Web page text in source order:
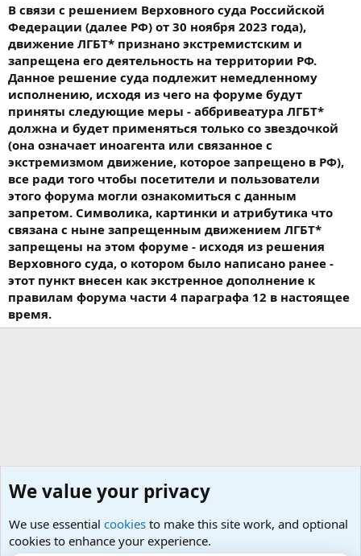
В связи с решением Верховного суда Российской
Федерации (далее РФ) от 30 ноября 2023 года),
движение ЛГБТ* признано экстремистским и
запрещена его деятельность на территории РФ.
Данное решение суда подлежит немедленному
исполнению, исходя из чего на форуме будут
приняты следующие меры - аббривеатура ЛГБТ*
должна и будет применяться только со звездочкой
(она означает иноагента или связанное с
экстремизмом движение, которое запрещено в РФ),
все ради того чтобы посетители и пользователи
этого форума могли ознакомиться с данным
запретом. Символика, картинки и атрибутика что
связана с ныне запрещенным движением ЛГБТ*
запрещены на этом форуме - исходя из решения
Верховного суда, о котором было написано ранее -
этот пункт внесен как экстренное дополнение к
правилам форума части 4 параграфа 12 в настоящее
время.
We value your privacy
We use essential cookies to make this site work, and optional
cookies to enhance your experience.